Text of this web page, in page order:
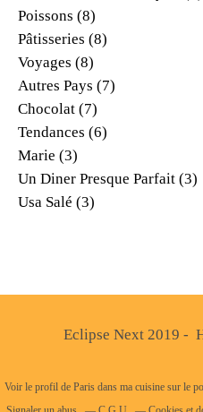
Poissons (8)
Pâtisseries (8)
Voyages (8)
Autres Pays (7)
Chocolat (7)
Tendances (6)
Marie (3)
Un Diner Presque Parfait (3)
Usa Salé (3)
Eclipse Next 2019 -
Voir le profil de Paris dans ma cuisinesur le